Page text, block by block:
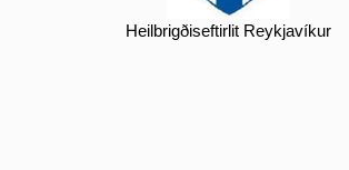
Heilbrigðiseftirlit Reykjavíkur